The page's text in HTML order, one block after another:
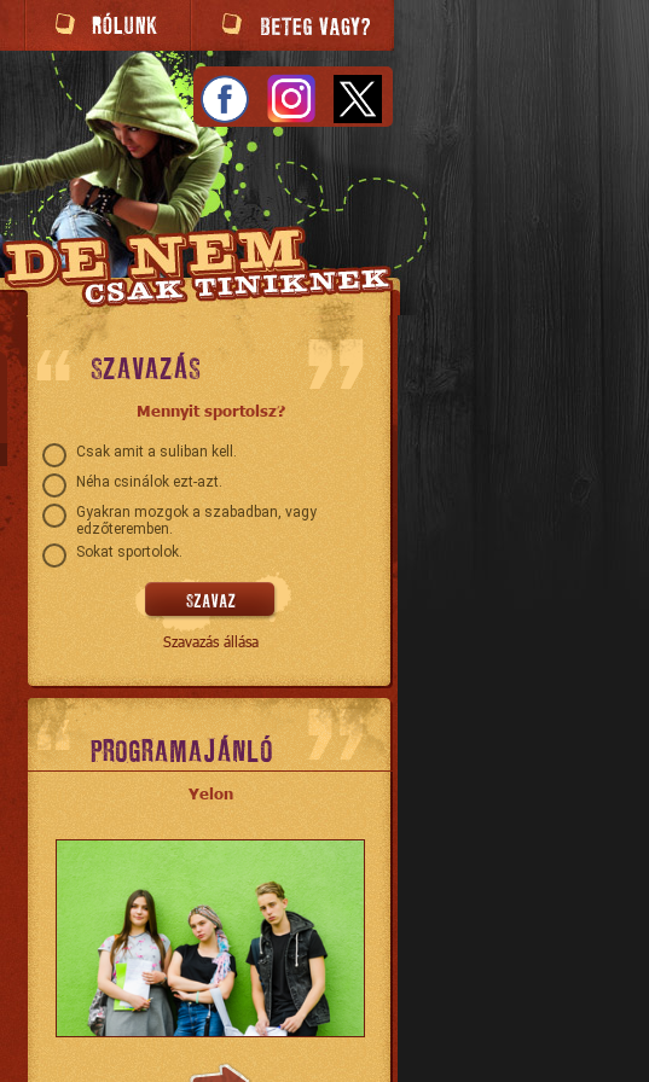
SZAVAZÁS
Mennyit sportolsz?
Csak amit a suliban kell.
Néha csinálok ezt-azt.
Gyakran mozgok a szabadban, vagy
edzőteremben.
Sokat sportolok.
Szavazás állása
PROGRAMAJÁNLÓ
Yelon